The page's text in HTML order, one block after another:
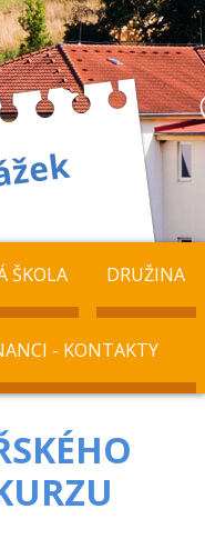
ŠKOLA DRUŽINA
- KONTAKTY